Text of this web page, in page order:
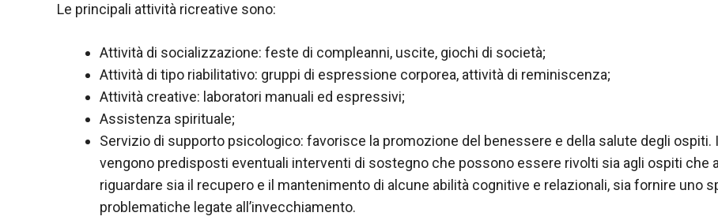
Le principali attività ricreative sono:
Attività di socializzazione: feste di compleanni, uscite, giochi di società;
Attività di tipo riabilitativo: gruppi di espressione corporea, attività di reminiscenza;
Attività creative: laboratori manuali ed espressivi;
Assistenza spirituale;
Servizio di supporto psicologico: favorisce la promozione del benessere e della salute degli
vengono predisposti eventuali interventi di sostegno che possono essere rivolti sia agli ospiti che
riguardare sia il recupero e il mantenimento di alcune abilità cognitive e relazionali, sia fornire uno
problematiche legate all’invecchiamento.